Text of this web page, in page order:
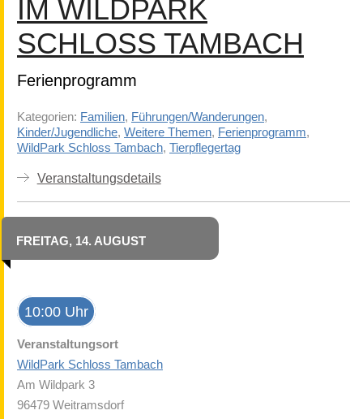
IM WILDPARK
SCHLOSS TAMBACH
Ferienprogramm
Kategorien: Familien, Führungen/Wanderungen,
Kinder/Jugendliche, Weitere Themen, Ferienprogramm,
WildPark Schloss Tambach, Tierpflegertag
Veranstaltungsdetails
FREITAG, 14. AUGUST
10:00 Uhr
Veranstaltungsort
WildPark Schloss Tambach
Am Wildpark 3
96479 Weitramsdorf